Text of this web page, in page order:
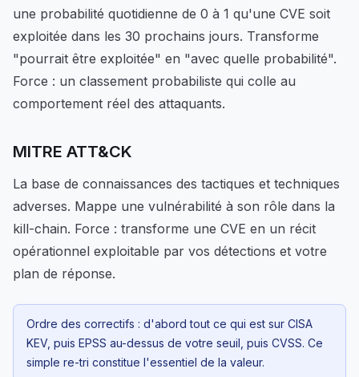
une probabilité quotidienne de 0 à 1 qu'une CVE soit
exploitée dans les 30 prochains jours. Transforme
"pourrait être exploitée" en "avec quelle probabilité".
Force : un classement probabiliste qui colle au
comportement réel des attaquants.
MITRE ATT&CK
La base de connaissances des tactiques et techniques
adverses. Mappe une vulnérabilité à son rôle dans la
kill-chain. Force : transforme une CVE en un récit
opérationnel exploitable par vos détections et votre
plan de réponse.
Ordre des correctifs : d'abord tout ce qui est sur CISA
KEV, puis EPSS au-dessus de votre seuil, puis CVSS. Ce
simple re-tri constitue l'essentiel de la valeur.